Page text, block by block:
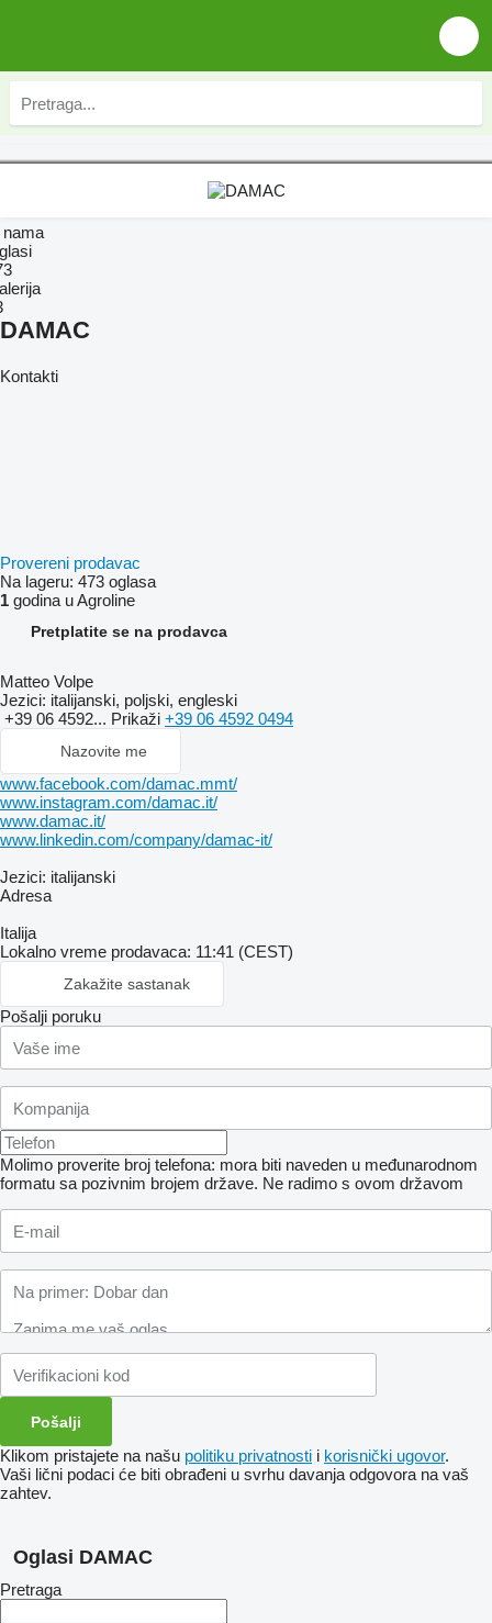
DAMAC
Kontakti
Provereni prodavac
Na lageru: 473 oglasa
1 godina u Agroline
Pretplatite se na prodavca
Matteo Volpe
Jezici: italijanski, poljski, engleski
+39 06 4592... Prikaži +39 06 4592 0494
Nazovite me
www.facebook.com/damac.mmt/
www.instagram.com/damac.it/
www.damac.it/
www.linkedin.com/company/damac-it/
Jezici: italijanski
Adresa
Italija
Lokalno vreme prodavaca: 11:41 (CEST)
Zakažite sastanak
Pošalji poruku
Molimo proverite broj telefona: mora biti naveden u međunarodnom
formatu sa pozivnim brojem države. Ne radimo s ovom državom
Klikom pristajete na našu politiku privatnosti i korisnički ugovor.
Vaši lični podaci će biti obrađeni u svrhu davanja odgovora na vaš
zahtev.
Oglasi DAMAC
Pretraga